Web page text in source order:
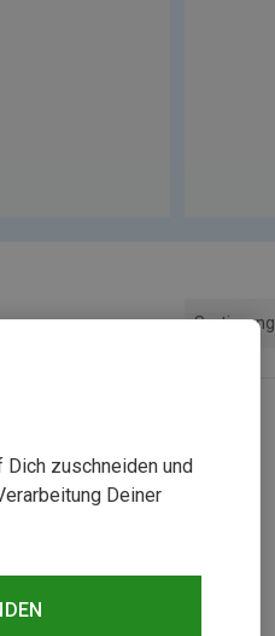
Sortierung
zuschneiden und
Deiner